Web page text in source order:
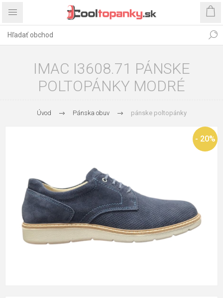
IMAC I3608.71 PÁNSKE
POLTOPÁNKY MODRÉ
Úvod Pánska obuv pánske poltopánky
- 20%